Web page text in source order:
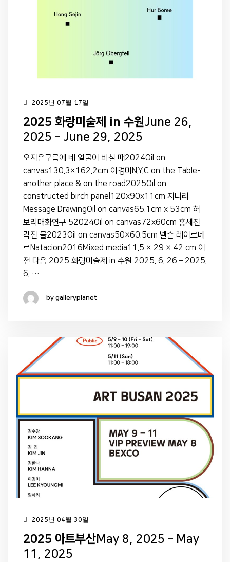
2025년 07월 17일
2025 화랑미술제 in 수원June 26,
2025 – June 29, 2025
오지은구름에 네 얼굴이 비칠 때2024Oil on
canvas130.3×162.2cm 이경미N.Y.C on the Table-
another place & on the road2025Oil on
constructed birch panel120x90x11cm 지니리
Message DrawingOil on canvas65.1cm x 53cm 허
보리매화연구 52024Oil on canvas72x60cm 홍세진
각진 물2023Oil on canvas50×60.5cm 넬슨 레이르네
르Natacion2016Mixed media11.5 × 29 × 42 cm 이
전 다음 2025 화랑미술제 in 수원 2025. 6. 26 – 2025.
6. …
by galleryplanet
2025년 04월 30일
2025 아트부산May 8, 2025 – May
11, 2025